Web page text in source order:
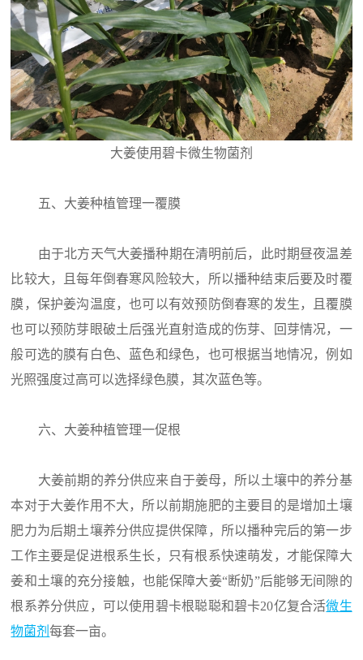
大姜使用碧卡微生物菌剂
五、大姜种植管理一覆膜
由于北方天气大姜播种期在清明前后，此时期昼夜温差
比较大，且每年倒春寒风险较大，所以播种结束后要及时覆
膜，保护姜沟温度，也可以有效预防倒春寒的发生，且覆膜
也可以预防芽眼破土后强光直射造成的伤芽、回芽情况，一
般可选的膜有白色、蓝色和绿色，也可根据当地情况，例如
光照强度过高可以选择绿色膜，其次蓝色等。
六、大姜种植管理一促根
大姜前期的养分供应来自于姜母，所以土壤中的养分基
本对于大姜作用不大，所以前期施肥的主要目的是增加土壤
肥力为后期土壤养分供应提供保障，所以播种完后的第一步
工作主要是促进根系生长，只有根系快速萌发，才能保障大
姜和土壤的充分接触，也能保障大姜“断奶”后能够无间隙的
根系养分供应，可以使用碧卡根聪聪和碧卡20亿复合活微生
物菌剂每套一亩。